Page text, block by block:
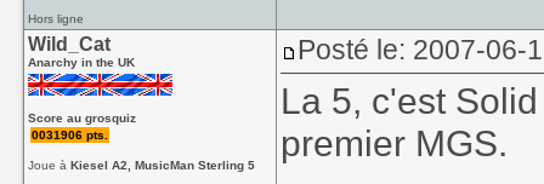
Hors ligne
Wild_Cat
Anarchy in the UK
Score au grosquiz
0031906 pts.
Joue àKiesel A2, MusicMan Sterling 5
Posté le: 2007-06-
La 5, c'est
premier MGS.